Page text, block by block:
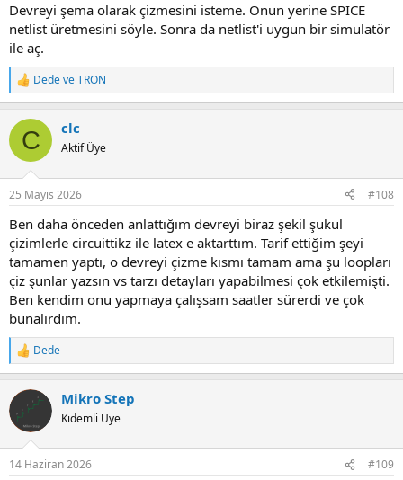
Devreyi şema olarak çizmesini isteme. Onun yerine SPICE
netlist üretmesini söyle. Sonra da netlist'i uygun bir simulatör
ile aç.
R
e
c
i
s
DedeveTRON
C clc
Aktif Üye
25 Mayıs 2026 #108
Ben daha önceden anlattığım devreyi biraz şekil şukul
çizimlerle circuittikz ile latex e aktarttım. Tarif ettiğim şeyi
tamamen yaptı, o devreyi çizme kısmı tamam ama şu loopları
çiz şunlar yazsın vs tarzı detayları yapabilmesi çok etkilemişti.
Ben kendim onu yapmaya çalışsam saatler sürerdi ve çok
bunalırdım.
R
e
c
t
i
s
Dede
Mikro Step
Kıdemli Üye
14 Haziran 2026 #109